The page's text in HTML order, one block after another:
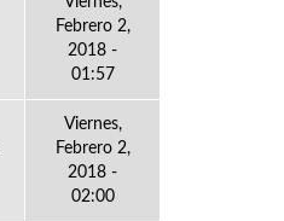
Febrero 2,
2018 -
01:57
Viernes,
Febrero 2,
2018 -
02:00